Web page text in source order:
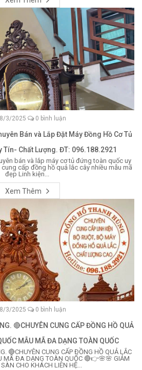
3/2025 0 bình luận
Bán và Lắp Đặt Máy Đồng Hồ Cơ Tủ
Tín- Chất Lượng. ĐT: 096.188.2921
bán và lắp máy cơ tủ đứng toàn quốc uy
cấp đồng hồ quả lắc cây nhiều mẫu mã
đẹp Linh kiện...
Xem Thêm
3/2025 0 bình luận
🔴CHUYÊN CUNG CẤP ĐỒNG HỒ QUẢ
MẪU MÃ ĐA DẠNG TOÀN QUỐC
🔴CHUYÊN CUNG CẤP ĐỒNG HỒ QUẢ LẮC
MÃ ĐA DẠNG TOÀN QUỐC 🔴👉🌸🌸 GIẢM
CHO KHÁCH LIÊN HỆ...